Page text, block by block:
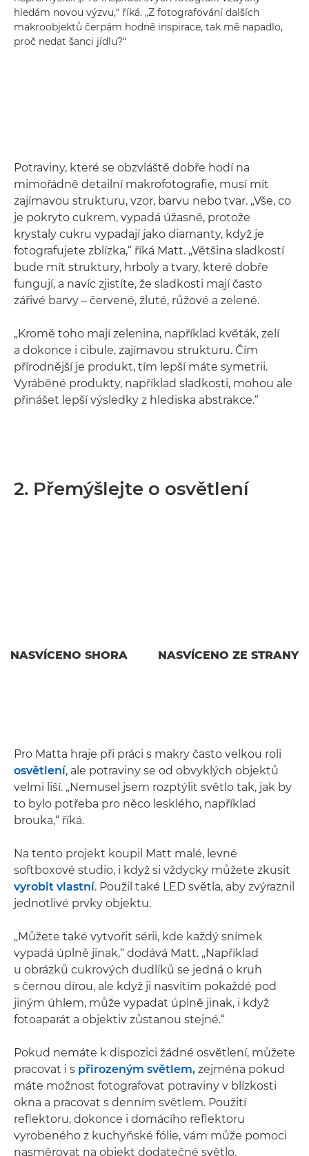
hledám novou výzvu,“ říká. „Z fotografování dalších
makroobjektů čerpám hodně inspirace, tak mě napadlo,
proč nedat šanci jídlu?“
Potraviny, které se obzvláště dobře hodí na
mimořádně detailní makrofotografie, musí mít
zajímavou strukturu, vzor, barvu nebo tvar. „Vše, co
je pokryto cukrem, vypadá úžasně, protože
krystaly cukru vypadají jako diamanty, když je
fotografujete zblízka,“ říká Matt. „Většina sladkostí
bude mít struktury, hrboly a tvary, které dobře
fungují, a navíc zjistíte, že sladkosti mají často
zářivé barvy – červené, žluté, růžové a zelené.
„Kromě toho mají zelenina, například květák, zelí
a dokonce i cibule, zajímavou strukturu. Čím
přírodnější je produkt, tím lepší máte symetrii.
Vyráběné produkty, například sladkosti, mohou ale
přinášet lepší výsledky z hlediska abstrakce.“
2. Přemýšlejte o osvětlení
NASVÍCENO SHORA NASVÍCENO ZE STRANY
Pro Matta hraje při práci s makry často velkou roli
osvětlení, ale potraviny se od obvyklých objektů
velmi liší. „Nemusel jsem rozptýlit světlo tak, jak by
to bylo potřeba pro něco lesklého, například
brouka,“ říká.
Na tento projekt koupil Matt malé, levné
softboxové studio, i když si vždycky můžete zkusit
vyrobit vlastní. Použil také LED světla, aby zvýraznil
jednotlivé prvky objektu.
„Můžete také vytvořit sérii, kde každý snímek
vypadá úplně jinak,“ dodává Matt. „Například
u obrázků cukrových dudlíků se jedná o kruh
s černou dírou, ale když ji nasvítím pokaždé pod
jiným úhlem, může vypadat úplně jinak, i když
fotoaparát a objektiv zůstanou stejné.“
Pokud nemáte k dispozici žádné osvětlení, můžete
pracovat i s přirozeným světlem, zejména pokud
máte možnost fotografovat potraviny v blízkosti
okna a pracovat s denním světlem. Použití
reflektoru, dokonce i domácího reflektoru
vyrobeného z kuchyňské fólie, vám může pomoci
nasměrovat na objekt dodatečné světlo.